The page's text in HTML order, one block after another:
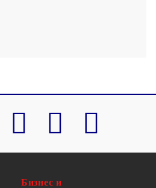
Бизнес и